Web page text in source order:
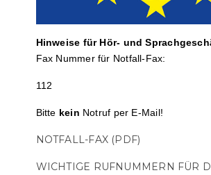
Hinweise für Hör- und
Fax Nummer für Notfall-Fax:
112
Bitte kein Notruf per E-Mail!
NOTFALL-FAX (PDF)
WICHTIGE RUFNUMMERN FÜR